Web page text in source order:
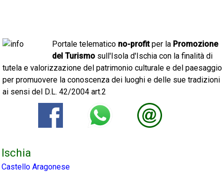
Portale telematico no-profitper la Promozione
del Turismo sull'Isola d'Ischia con la finalità di
tutela e valorizzazione del patrimonio culturale e del paesaggio
per promuovere la conoscenza dei luoghi e delle sue tradizioni
ai sensi del D.L. 42/2004 art.2
Ischia
Castello Aragonese